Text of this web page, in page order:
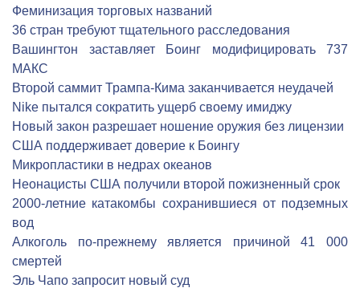
Феминизация торговых названий
36 стран требуют тщательного расследования
Вашингтон заставляет Боинг модифицировать 737
МАКС
Второй саммит Трампа-Кима заканчивается неудачей
Nike пытался сократить ущерб своему имиджу
Новый закон разрешает ношение оружия без лицензии
США поддерживает доверие к Боингу
Микропластики в недрах океанов
Неонацисты США получили второй пожизненный срок
2000-летние катакомбы сохранившиеся от подземных
вод
Алкоголь по-прежнему является причиной 41 000
смертей
Эль Чапо запросит новый суд